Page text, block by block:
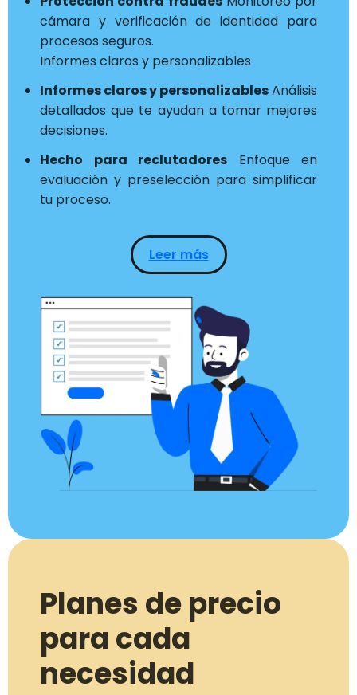
cámara y verificación de identidad para
procesos seguros.
Informes claros y personalizables
Informes claros y personalizablesAnálisis
detallados que te ayudan a tomar mejores
decisiones.
Hecho para reclutadores Enfoque en
evaluación y preselección para simplificar
tu proceso.
Leer más
Planes de precio
para cada
necesidad